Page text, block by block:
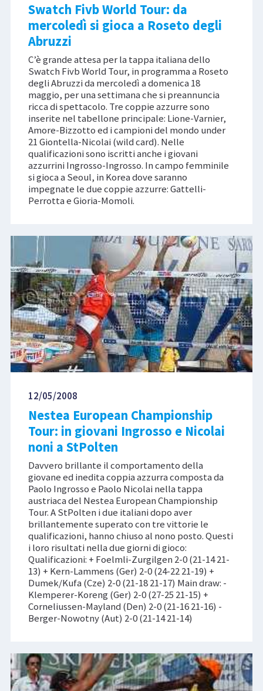
Swatch Fivb World Tour: da
mercoledì si gioca a Roseto degli
Abruzzi
C’è grande attesa per la tappa italiana dello
Swatch Fivb World Tour, in programma a Roseto
degli Abruzzi da mercoledì a domenica 18
maggio, per una settimana che si preannuncia
ricca di spettacolo. Tre coppie azzurre sono
inserite nel tabellone principale: Lione-Varnier,
Amore-Bizzotto ed i campioni del mondo under
21 Giontella-Nicolai (wild card). Nelle
qualificazioni sono iscritti anche i giovani
azzurrini Ingrosso-Ingrosso. In campo femminile
si gioca a Seoul, in Korea dove saranno
impegnate le due coppie azzurre: Gattelli-
Perrotta e Gioria-Momoli.
12/05/2008
Nestea European Championship
Tour: in giovani Ingrosso e Nicolai
noni a StPolten
Davvero brillante il comportamento della
giovane ed inedita coppia azzurra composta da
Paolo Ingrosso e Paolo Nicolai nella tappa
austriaca del Nestea European Championship
Tour. A StPolten i due italiani dopo aver
brillantemente superato con tre vittorie le
qualificazioni, hanno chiuso al nono posto. Questi
i loro risultati nella due giorni di gioco:
Qualificazioni: + Foelmli-Zurgilgen 2-0 (21-14 21-
13) + Kern-Lammens (Ger) 2-0 (24-22 21-19) +
Dumek/Kufa (Cze) 2-0 (21-18 21-17) Main draw: -
Klemperer-Koreng (Ger) 2-0 (27-25 21-15) +
Corneliussen-Mayland (Den) 2-0 (21-16 21-16) -
Berger-Nowotny (Aut) 2-0 (21-14 21-14)